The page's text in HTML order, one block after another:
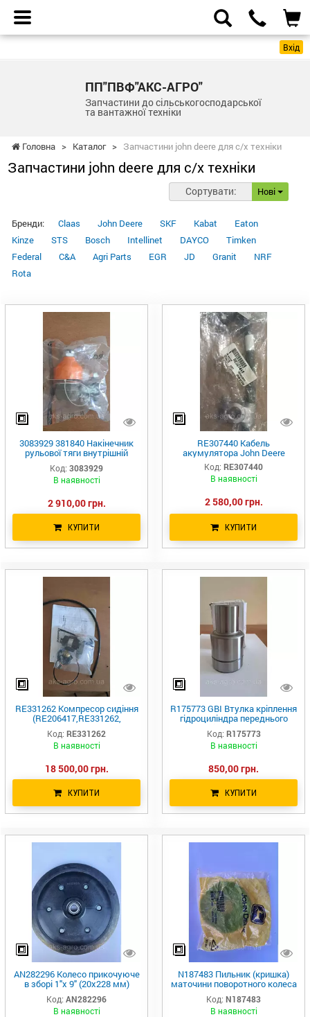
Вхід
ПП"ПВФ"АКС-АГРО"
Запчастини до сільськогосподарської
та вантажної техніки
Головна > Каталог > Запчастини john deere для с/х техніки
Запчастини john deere для с/х техніки
Сортувати: Нові
Бренди: Claas John Deere SKF Kabat
Eaton
Kinze
STS Bosch Intellinet DAYCO
Timken
Federal
C&A Agri Parts EGR JD Granit
NRF
Rota
3083929 381840 Накінечник
рульової тяги внутрішній
L=92mm Rota AZ62040
Код: 3083929
В наявності
2 910,00 грн.
КУПИТИ
RE307440 Кабель
акумулятора John Deere
Код: RE307440
В наявності
2 580,00 грн.
КУПИТИ
RE331262 Компресор сидіння
(RE206417,RE331262,
RE167425, RE331260,
RE321361),John Deere
Код: RE331262
В наявності
18 500,00 грн.
КУПИТИ
R175773 GBI Втулка кріплення
гідроциліндра переднього
важеля підвіски R537928 JD
Код: R175773
В наявності
850,00 грн.
КУПИТИ
AN282296 Колесо прикочуюче
в зборі 1"х 9" (20х228 мм)
Greenly Machinery
Код: AN282296
В наявності
N187483 Пильник (кришка)
маточини поворотного колеса
john Deere
Код: N187483
В наявності